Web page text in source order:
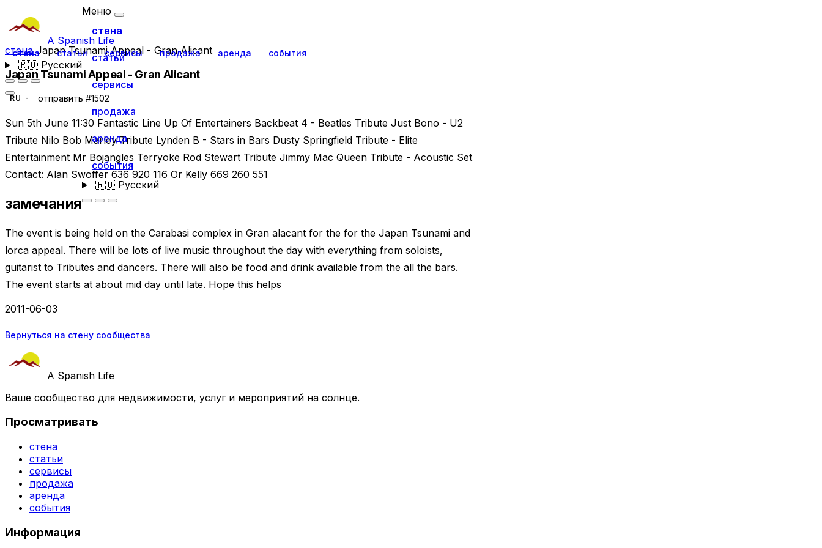
A Spanish Life
стена статьи сервисы продажа аренда события
🇷🇺Русский
Меню
стена
статьи
сервисы
продажа
аренда
события
🇷🇺Русский
стенаJapan Tsunami Appeal - Gran Alicant
Japan Tsunami Appeal - Gran Alicant
RU отправить #1502
Sun 5th June 11:30 Fantastic Line Up Of Entertainers Backbeat 4 - Beatles Tribute Just Bono - U2
Tribute Nilo Bob Marley Tribute Lynden B - Stars in Bars Dusty Springfield Tribute - Elite
Entertainment Mr Bojangles Terryoke Rod Stewart Tribute Jimmy Mac Queen Tribute - Acoustic Set
Contact: Alan Swoffer 636 920 116 Or Kelly 669 260 551
замечания
The event is being held on the Carabasi complex in Gran alacant for the for the Japan Tsunami and
lorca appeal. There will be lots of live music throughout the day with everything from soloists,
guitarist to Tributes and dancers. There will also be food and drink available from the all the bars.
The event starts at about mid day until late. Hope this helps
2011-06-03
Вернуться на стену сообщества
A Spanish Life
Ваше сообщество для недвижимости, услуг и мероприятий на солнце.
Просматривать
стена
статьи
сервисы
продажа
аренда
события
Информация